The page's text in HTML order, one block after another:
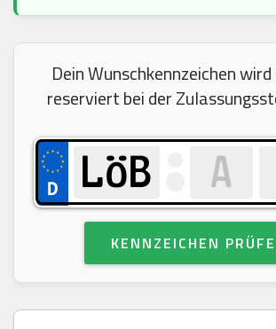
Dein Wunschkennzeichen
reserviert bei der
KENNZEICHEN